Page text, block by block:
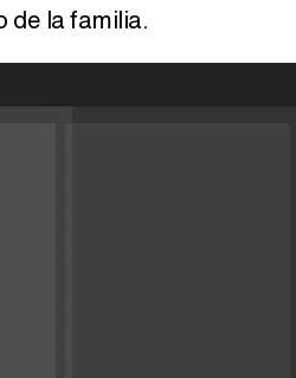
de la familia.